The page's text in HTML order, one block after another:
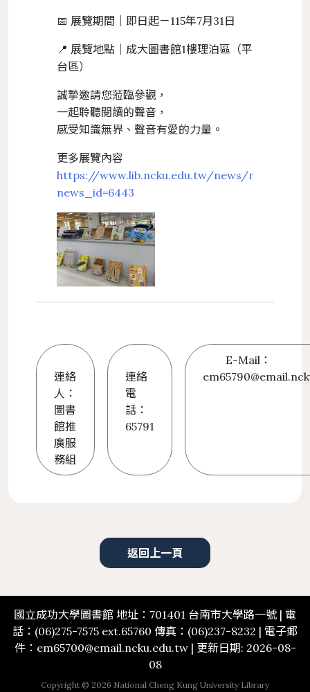
📅 展覽期間｜即日起－115年7月31日
📍 展覽地點｜成大圖書館1樓理泊區（平
台區）
誠摯邀請您蒞臨參觀，
一起聆聽閱讀的聲音，
感受知識無界、聲音有愛的力量。
更多展覽內容
https://www.lib.ncku.edu.tw/news/
news_id=6443
連絡
人：
圖書
館推
廣服
務組
連絡
電
話：
65791
E-Mail：
返回上一頁
國立成功大學圖書館 地址：701401 台南市大學路一號 | 電
話：(06)275-7575 ext.65760 傳真：(06)237-8232 | 電子郵
件：em65700@email.ncku.edu.tw | 更新日期: 2026-08-
08
Copyright © 2026 National Cheng Kung University Library